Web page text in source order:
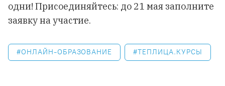
одни! Присоединяйтесь: до 21 мая заполните
заявку на участие.
ОНЛАЙН-ОБРАЗОВАНИЕ ТЕПЛИЦА.КУРСЫ